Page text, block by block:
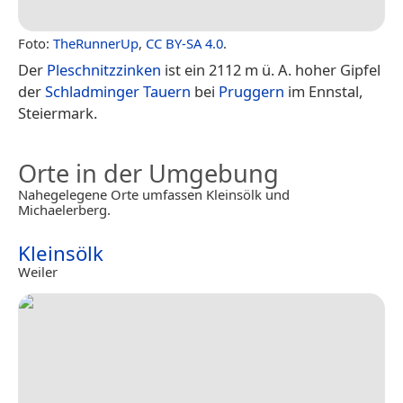
Foto: TheRunnerUp, CC BY-SA 4.0.
Der Pleschnitzzinken ist ein 2112 m ü. A. hoher Gipfel
derSchladminger Tauern bei Pruggern im Ennstal,
Steiermark.
Orte in der Umgebung
Nahegelegene Orte umfassen Kleinsölk und
Michaelerberg.
Kleinsölk
Weiler